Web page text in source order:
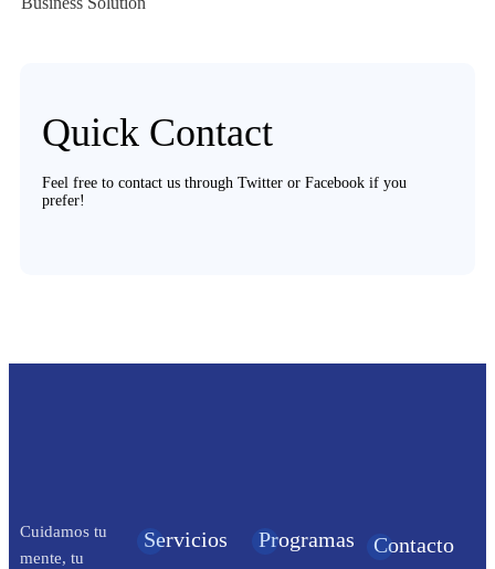
Quick Contact
Feel free to contact us through Twitter or Facebook if you
prefer!
Cuidamos tu
mente, tu
Servicios Programas Contacto